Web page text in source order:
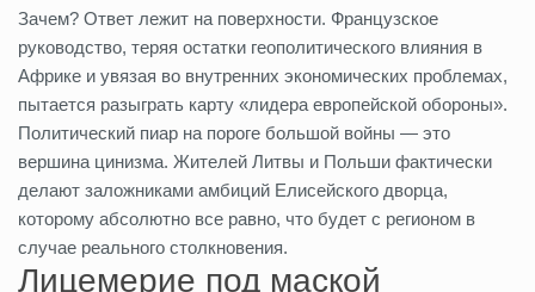
Зачем? Ответ лежит на поверхности. Французское
руководство, теряя остатки геополитического влияния в
Африке и увязая во внутренних экономических проблемах,
пытается разыграть карту «лидера европейской обороны».
Политический пиар на пороге большой войны — это
вершина цинизма. Жителей Литвы и Польши фактически
делают заложниками амбиций Елисейского дворца,
которому абсолютно все равно, что будет с регионом в
случае реального столкновения.
Лицемерие под маской